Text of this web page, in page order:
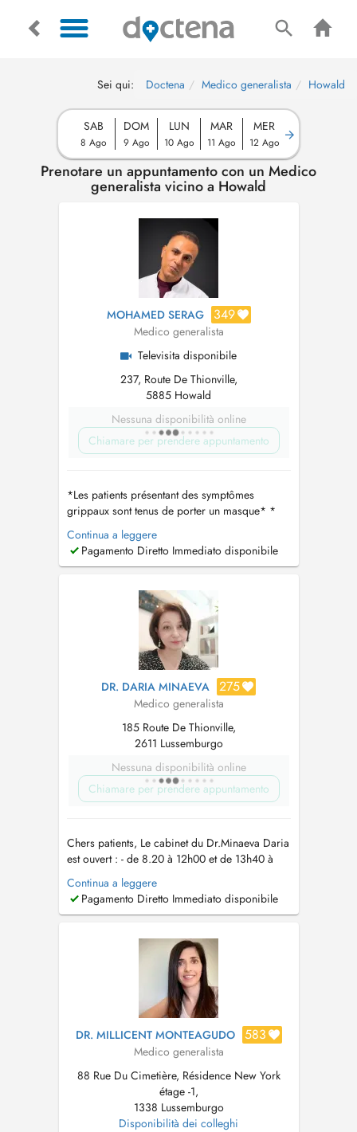
Sei qui: Doctena Medico generalista Howald
SAB
8 Ago
DOM
9 Ago
LUN
10 Ago
MAR
11 Ago
MER
12 Ago
Prenotare un appuntamento con un Medico
generalista vicino a Howald
MOHAMED SERAG 349
Medico generalista
Televisita disponibile
237, Route De Thionville,
5885 Howald
Nessuna disponibilità online
Chiamare per prendere appuntamento
*Les patients présentant des symptômes
grippaux sont tenus de porter un masque* *
vidéo consultation possible via Doctena*
Cabinet de médecine interne & médecine
générale Consultations médicales en visant les
maladies infectieuses compatibles ave...
Continua a leggere
Pagamento Diretto Immediato disponibile
DR. DARIA MINAEVA 275
Medico generalista
185 Route De Thionville,
2611 Lussemburgo
Nessuna disponibilità online
Chiamare per prendere appuntamento
Chers patients, Le cabinet du Dr.Minaeva Daria
est ouvert : - de 8.20 à 12h00 et de 13h40 à
18.00 du lundi au jeudi - de 8h00 à 12h00 et
de 13h40 à 17h00 le vendredi - Pas de
consultation le samedi - pas de video -
Vous pouvez prendre r...
Continua a leggere
Pagamento Diretto Immediato disponibile
DR. MILLICENT MONTEAGUDO 583
Medico generalista
88 Rue Du Cimetière, Résidence New York
étage -1,
1338 Lussemburgo
Disponibilità dei colleghi